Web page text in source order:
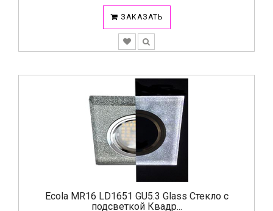
ЗАКАЗАТЬ
Ecola MR16 LD1651 GU5.3 Glass Стекло с
подсветкой Квадр...